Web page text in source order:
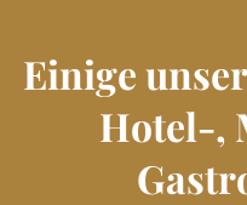
Einige
Hotel-,